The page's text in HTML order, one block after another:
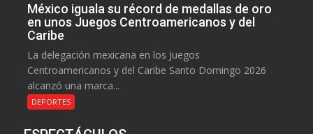
México iguala su récord de medallas de oro
en unos Juegos Centroamericanos y del
Caribe
La delegación mexicana en los Juegos
Centroamericanos y del Caribe Santo Domingo 2026
alcanzó una marca...
DEPORTES